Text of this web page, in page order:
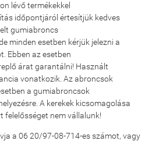
lévő termékekkel
időpontjáról értesítjük kedves
gumiabroncs
minden esetben kérjük jelezni a
Ebben az esetben
árat garantálni! Használt
vonatkozik. Az abroncsok
a gumiabroncsok
A kerekek kicsomagolása
felelősséget nem vállalunk!
a 06 20/97-08-714-es számot, vagy